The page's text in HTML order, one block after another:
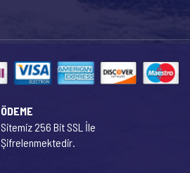
ÖDEME
Sitemiz 256 Bit SSL İle
Şifrelenmektedir.